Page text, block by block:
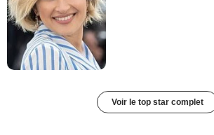
Voir le top star complet